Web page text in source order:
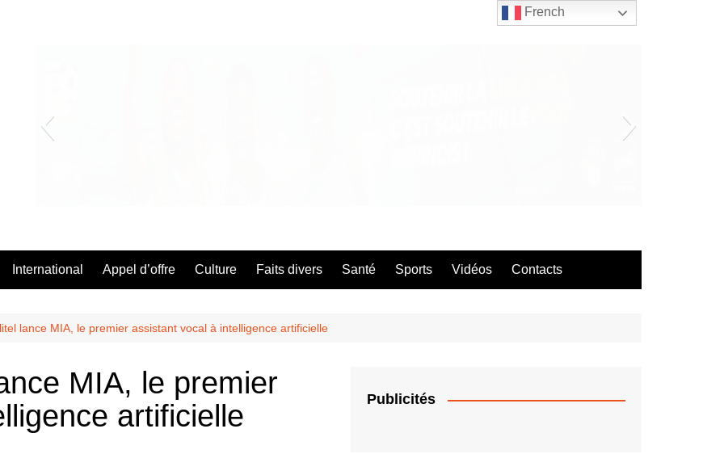
Bannière foot Benin
International Appel d’offre Culture Faits divers Santé Sports Vidéos Contacts
lance MIA, le premier assistant vocal à intelligence artificielle
MIA, le premier
artificielle
Publicités
French